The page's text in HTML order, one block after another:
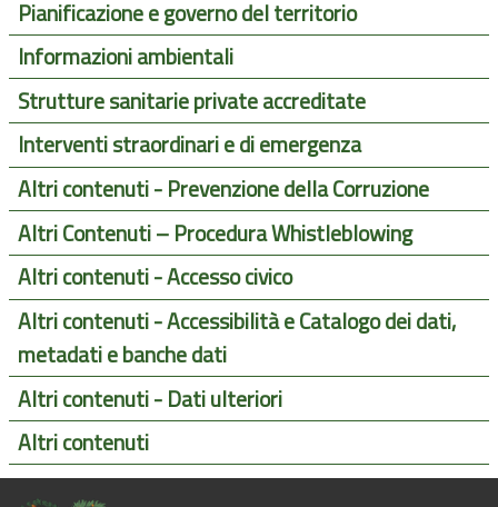
Pianificazione e governo del territorio
Informazioni ambientali
Strutture sanitarie private accreditate
Interventi straordinari e di emergenza
Altri contenuti - Prevenzione della Corruzione
Altri Contenuti – Procedura Whistleblowing
Altri contenuti - Accesso civico
Altri contenuti - Accessibilità e Catalogo dei dati,
metadati e banche dati
Altri contenuti - Dati ulteriori
Altri contenuti